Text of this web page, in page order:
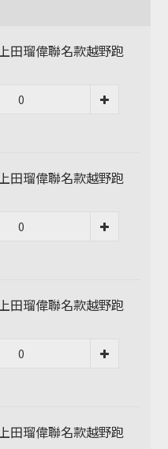
田瑠偉聯名款越野跑
田瑠偉聯名款越野跑
田瑠偉聯名款越野跑
田瑠偉聯名款越野跑